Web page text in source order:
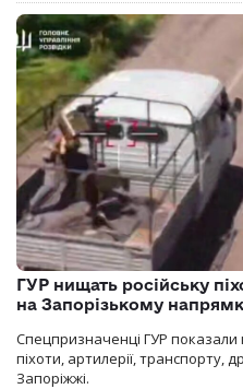
ГУР нищать російську
на Запорізькому
Спецпризначенці ГУР показали
піхоти, артилерії, транспорту,
Запоріжжі.